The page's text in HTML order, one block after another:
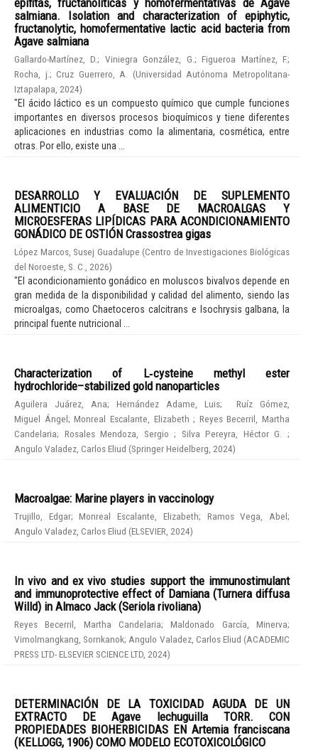
salmiana. Isolation and characterization of epiphytic,
fructanolytic, homofermentative lactic acid bacteria from
Agave salmiana
Gallardo-Martínez, D.; Viniegra González, G. ;Figueroa Martínez, F.;
Rocha, j. ;Cruz Guerrero, A. (Universidad Autónoma Metropolitana-
Iztapalapa 2024)
"El ácido láctico es un compuesto químico que cumple funciones
importantes en diversos procesos bioquímicos y tiene diferentes
aplicaciones en industrias como la alimentaria, cosmética, entre
otras. Por ello, existe una ...
DESARROLLO Y EVALUACIÓN DE SUPLEMENTO
ALIMENTICIO A BASE DE MACROALGAS Y
MICROESFERAS LIPÍDICAS PARA ACONDICIONAMIENTO
GONÁDICO DE OSTIÓN Crassostrea gigas
López Marcos, Susej Guadalupe (Centro de Investigaciones Biológicas
del Noroeste, S. C.
2026)
"El acondicionamiento gonádico en moluscos bivalvos depende en
gran medida de la disponibilidad y calidad del alimento, siendo las
microalgas, como Chaetoceros calcitrans e Isochrysis galbana, la
principal fuente nutricional ...
Characterization of L‑cysteine methyl ester
hydrochloride–stabilized gold nanoparticles
Aguilera Juárez, Ana; Hernández Adame, Luis;
Ruíz Gómez,
Miguel Ángel;Monreal Escalante, Elizabeth; Reyes Becerril, Martha
Candelaria; Rosales Mendoza, Sergio; Silva Pereyra, Héctor G.;
Angulo Valadez, Carlos Eliud (Springer Heidelberg 2024)
Macroalgae: Marine players in vaccinology
Trujillo, Edgar;Monreal Escalante, Elizabeth; Ramos Vega, Abel;
Angulo Valadez, Carlos Eliud (ELSEVIER 2024)
In vivo and ex vivo studies support the immunostimulant
and immunoprotective effect of Damiana (Turnera diffusa
Willd) in Almaco Jack (Seriola rivoliana)
Reyes Becerril, Martha Candelaria;Maldonado García, Minerva;
Vimolmangkang, Sornkanok; Angulo Valadez, Carlos Eliud (ACADEMIC
PRESS LTD- ELSEVIER SCIENCE LTD 2024)
DETERMINACIÓN DE LA TOXICIDAD AGUDA DE UN
EXTRACTO DE Agave lechuguilla TORR. CON
PROPIEDADES BIOHERBICIDAS EN Artemia franciscana
(KELLOGG, 1906) COMO MODELO ECOTOXICOLÓGICO